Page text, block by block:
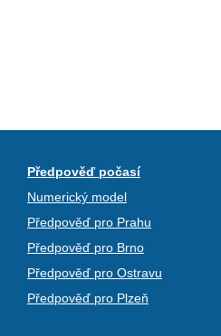
Předpověď počasí
Numerický model
Předpověď pro Prahu
Předpověď pro Brno
Předpověď pro Ostravu
Předpověď pro Plzeň